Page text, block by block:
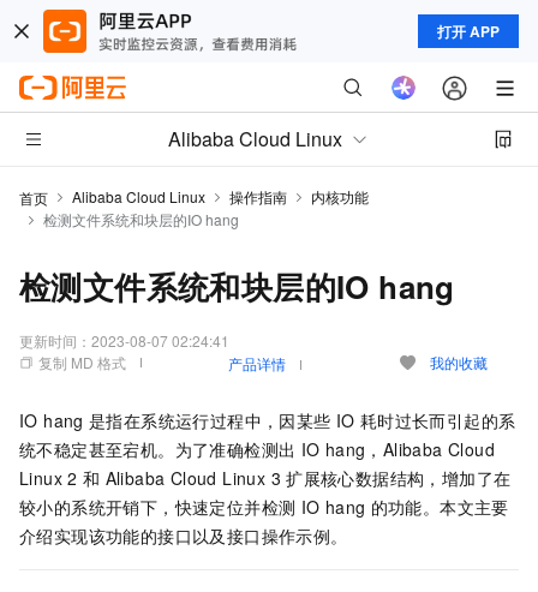
打开 APP
Alibaba Cloud Linux
首页 Alibaba Cloud Linux 操作指南
内核功能
检测文件系统和块层的IO hang
检测文件系统和块层的IO hang
更新时间： 2023-08-07 02:24:41
复制 MD 格式
产品详情 我的收藏
IO hang 是指在系统运行过程中，因某些 IO 耗时过长而引起的系
统不稳定甚至宕机。为了准确检测出 IO hang，Alibaba Cloud
Linux 2 和 Alibaba Cloud Linux 3 扩展核心数据结构，增加了在
较小的系统开销下，快速定位并检测 IO hang 的功能。本文主要
介绍实现该功能的接口以及接口操作示例。